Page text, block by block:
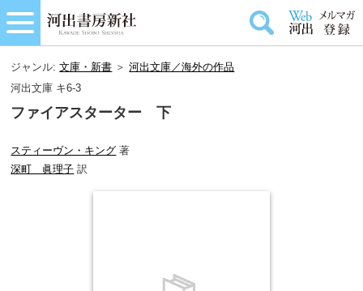
ジャンル:文庫・新書 ＞河出文庫／海外の作品
河出文庫 キ6-3
ファイアスターター 下
スティーヴン・キング 著
深町 眞理子 訳